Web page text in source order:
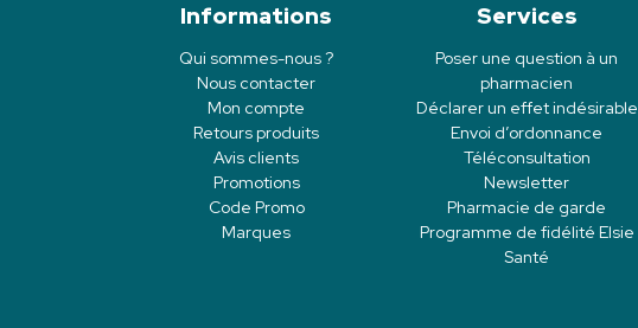
Informations
Qui sommes-nous ?
Nous contacter
Mon compte
Retours produits
Avis clients
Promotions
Code Promo
Marques
Services
Poser une question à un
pharmacien
Déclarer un effet indésirable
Envoi d’ordonnance
Téléconsultation
Newsletter
Pharmacie de garde
Programme de fidélité Elsie
Santé